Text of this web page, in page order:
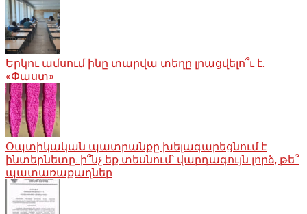
Երկու ամսում ինը տարվա տեղը լրացվելո՞ւ է.
«Փաստ»
Օպտիկական պատրանքը խելագարեցնում է
ինտերնետը. ի՞նչ եք տեսնում՝ վարդագույն լորձ, թե՞
պատառաքաղներ